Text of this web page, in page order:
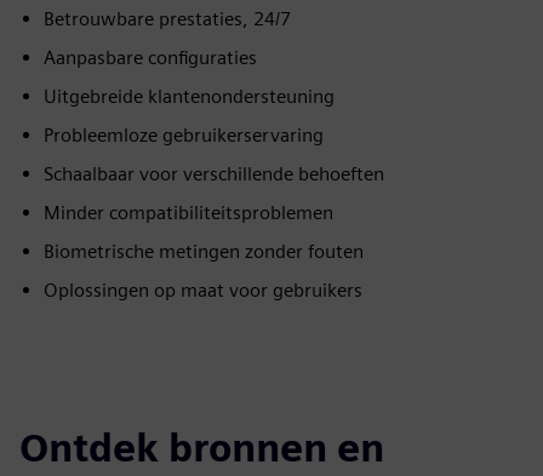
Betrouwbare prestaties, 24/7
Aanpasbare configuraties
Uitgebreide klantenondersteuning
Probleemloze gebruikerservaring
Schaalbaar voor verschillende behoeften
Minder compatibiliteitsproblemen
Biometrische metingen zonder fouten
Oplossingen op maat voor gebruikers
Ontdek bronnen en